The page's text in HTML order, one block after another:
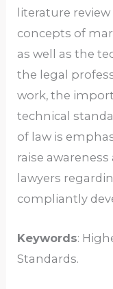
literature
concepts of
as well as the
the legal
work, the
technical
of law is
raise
lawyers
compliantly
Keywords:
Standards.